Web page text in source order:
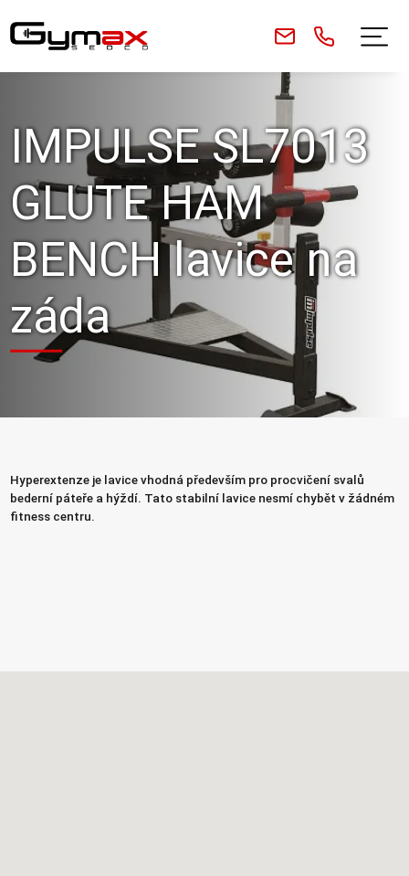
IMPULSE SL7013
GLUTE HAM
BENCH lavice na
záda
Hyperextenze je lavice vhodná především pro procvičení svalů
bederní páteře a hýždí. Tato stabilní lavice nesmí chybět v žádném
fitness centru.